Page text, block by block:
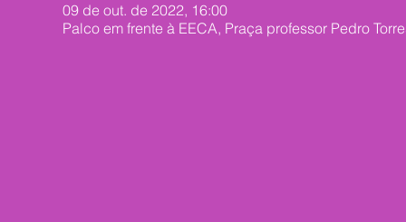
09 de out. de 2022, 16:00
Palco em frente à EECA, Praça professor Pedro